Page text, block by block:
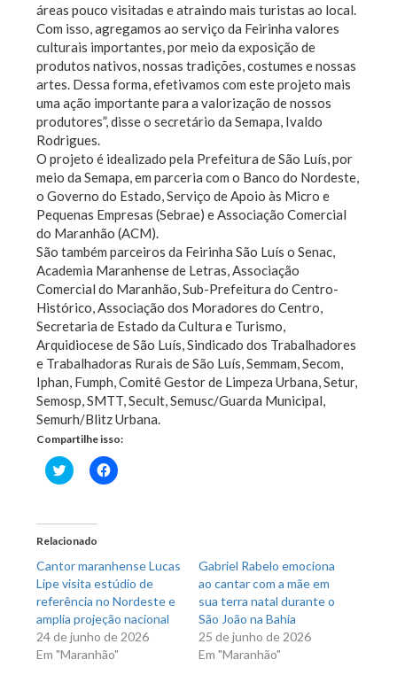
áreas pouco visitadas e atraindo mais turistas ao local.
Com isso, agregamos ao serviço da Feirinha valores
culturais importantes, por meio da exposição de
produtos nativos, nossas tradições, costumes e nossas
artes. Dessa forma, efetivamos com este projeto mais
uma ação importante para a valorização de nossos
produtores”, disse o secretário da Semapa, Ivaldo
Rodrigues.
O projeto é idealizado pela Prefeitura de São Luís, por
meio da Semapa, em parceria com o Banco do Nordeste,
o Governo do Estado, Serviço de Apoio às Micro e
Pequenas Empresas (Sebrae) e Associação Comercial
do Maranhão (ACM).
São também parceiros da Feirinha São Luís o Senac,
Academia Maranhense de Letras, Associação
Comercial do Maranhão, Sub-Prefeitura do Centro-
Histórico, Associação dos Moradores do Centro,
Secretaria de Estado da Cultura e Turismo,
Arquidiocese de São Luís, Sindicado dos Trabalhadores
e Trabalhadoras Rurais de São Luís, Semmam, Secom,
Iphan, Fumph, Comitê Gestor de Limpeza Urbana, Setur,
Semosp, SMTT, Secult, Semusc/Guarda Municipal,
Semurh/Blitz Urbana.
Compartilhe isso:
Clique
para
em
nova
janela)
Clique
para
Relacionado
Cantor maranhense Lucas
Lipe visita estúdio de
referência no Nordeste e
amplia projeção nacional
24 de junho de 2026
Em "Maranhão"
Gabriel Rabelo emociona
ao cantar com a mãe em
sua terra natal durante o
São João na Bahia
25 de junho de 2026
Em "Maranhão"